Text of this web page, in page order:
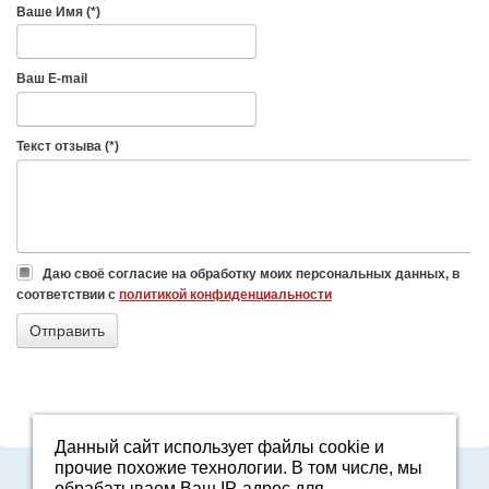
Ваше Имя (*)
Ваш E-mail
Текст отзыва (*)
Даю своё согласие на обработку моих персональных данных, в
соответствии с политикой конфиденциальности
8-800-7000-371
Данный сайт использует файлы cookie и
прочие похожие технологии. В том числе, мы